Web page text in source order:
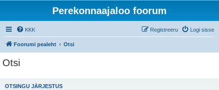
Perekonnaajaloo foorum
KKK Logi sisse
Registreeru
Foorumi pealeht Otsi
Otsi
OTSINGU JÄRJESTUS